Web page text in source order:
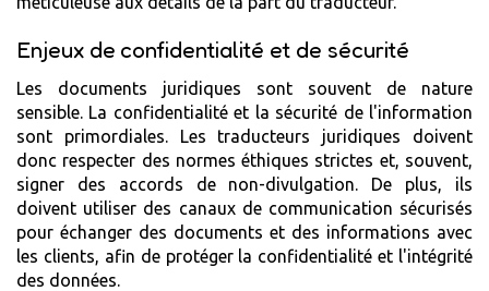
Enjeux de confidentialité et de sécurité
Les documents juridiques sont souvent de nature
sensible. La confidentialité et la sécurité de l'information
sont primordiales. Les traducteurs juridiques doivent
donc respecter des normes éthiques strictes et, souvent,
signer des accords de non-divulgation. De plus, ils
doivent utiliser des canaux de communication sécurisés
pour échanger des documents et des informations avec
les clients, afin de protéger la confidentialité et l'intégrité
des données.